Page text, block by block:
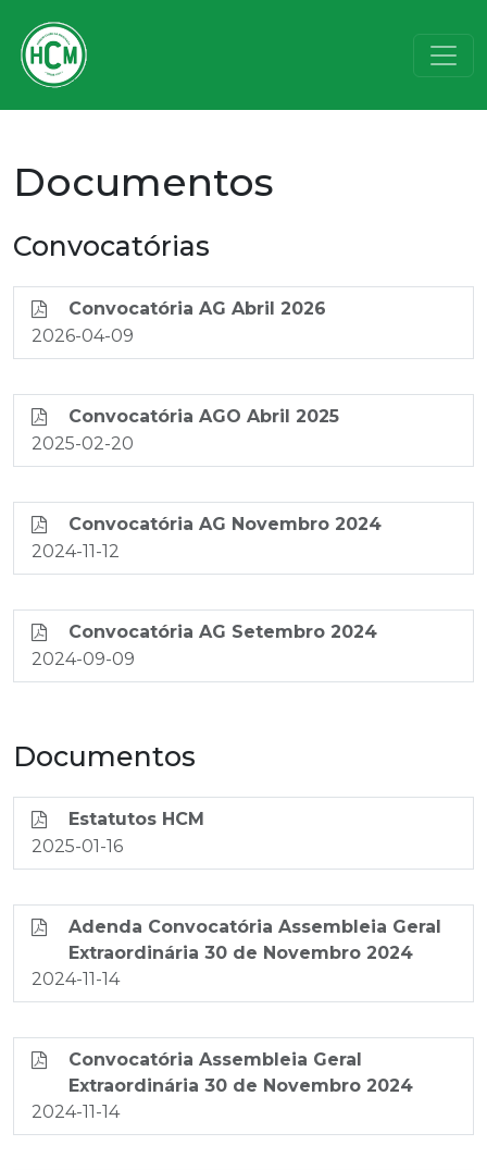
Documentos
Convocatórias
Convocatória AG Abril 2026
2026-04-09
Convocatória AGO Abril 2025
2025-02-20
Convocatória AG Novembro 2024
2024-11-12
Convocatória AG Setembro 2024
2024-09-09
Documentos
Estatutos HCM
2025-01-16
Adenda Convocatória Assembleia Geral
Extraordinária 30 de Novembro 2024
2024-11-14
Convocatória Assembleia Geral
Extraordinária 30 de Novembro 2024
2024-11-14